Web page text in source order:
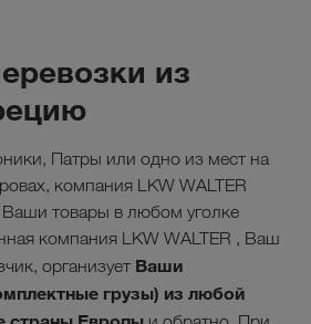
из
Патры или одно из мест на
компания LKW WALTER
Ваши товары в любом уголке
компания LKW WALTER , Ваш
организует Ваши
грузы) из любой